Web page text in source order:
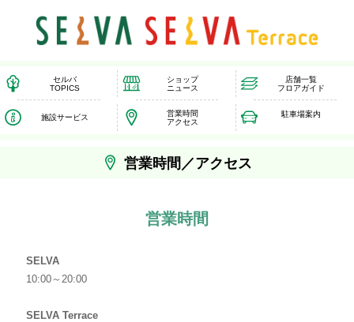
セルバ
TOPICS
ショップ
ニュース
店舗一覧
フロアガイド
施設サービス
営業時間
アクセス
駐車場案内
営業時間／アクセス
営業時間
SELVA
10:00～20:00
SELVA Terrace